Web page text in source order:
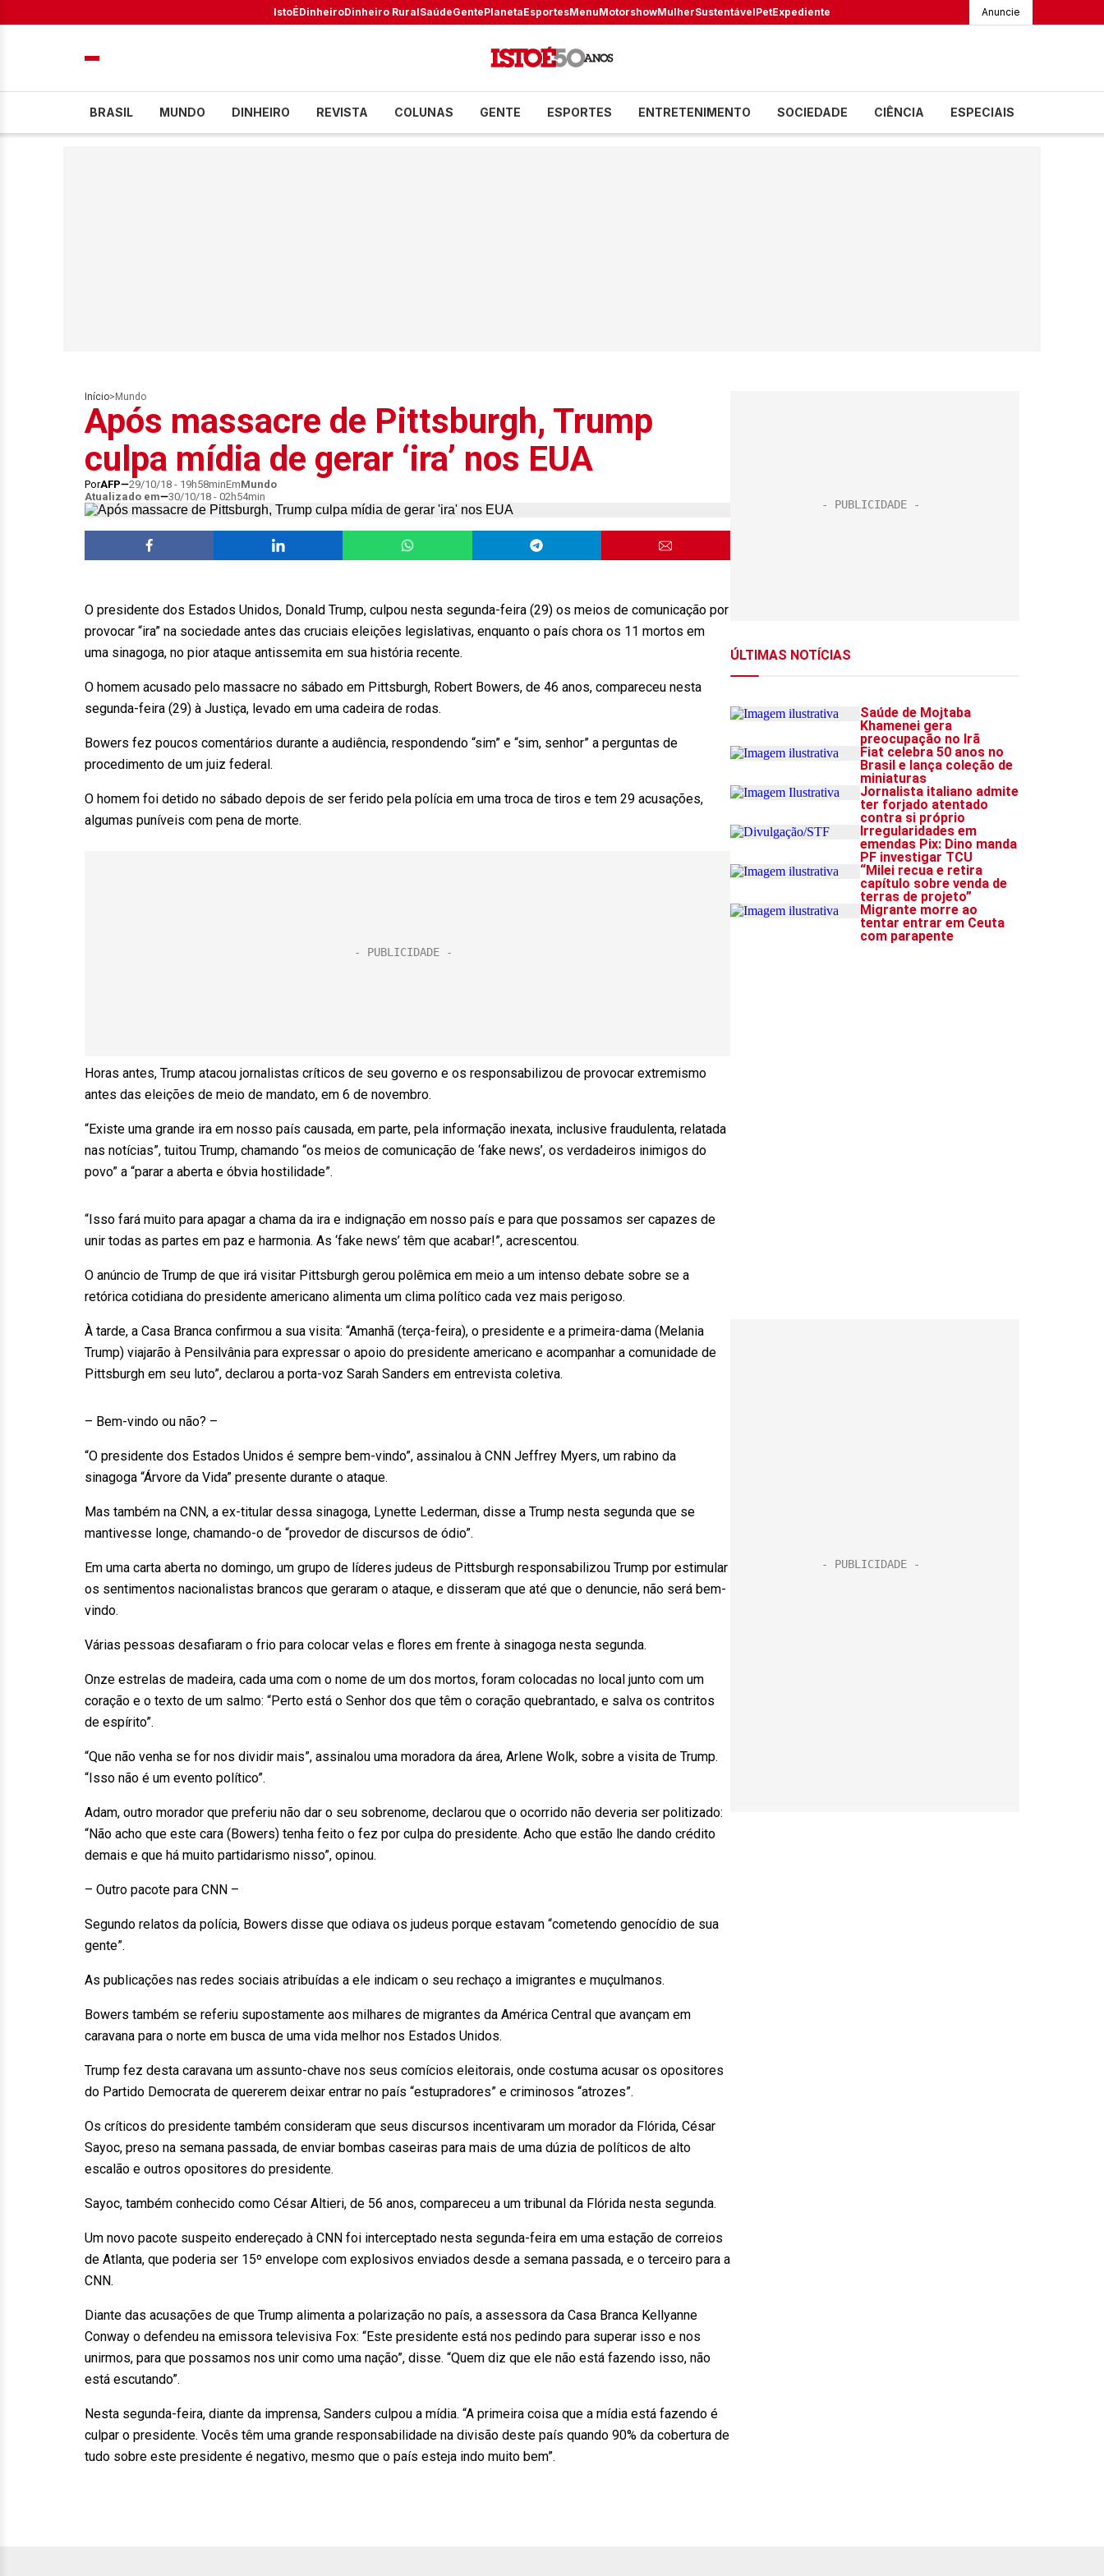
IstoÉDinheiroDinheiro RuralSaúdeGentePlanetaEsportesMenuMotorshowMulherSustentávelPetExpediente Anuncie
BRASIL MUNDO DINHEIRO REVISTA COLUNAS GENTE ESPORTES ENTRETENIMENTO SOCIEDADE CIÊNCIA ESPECIAIS
Início> Mundo
Após massacre de Pittsburgh, Trump
culpa mídia de gerar ‘ira’ nos EUA
PorAFP 29/10/18 - 19h58minEmMundo
Atualizado em
30/10/18 - 02h54min
O presidente dos Estados Unidos, Donald Trump, culpou nesta segunda-feira (29) os meios de comunicação por
provocar “ira” na sociedade antes das cruciais eleições legislativas, enquanto o país chora os 11 mortos em
uma sinagoga, no pior ataque antissemita em sua história recente.
O homem acusado pelo massacre no sábado em Pittsburgh, Robert Bowers, de 46 anos, compareceu nesta
segunda-feira (29) à Justiça, levado em uma cadeira de rodas.
Bowers fez poucos comentários durante a audiência, respondendo “sim” e “sim, senhor” a perguntas de
procedimento de um juiz federal.
O homem foi detido no sábado depois de ser ferido pela polícia em uma troca de tiros e tem 29 acusações,
algumas puníveis com pena de morte.
Horas antes, Trump atacou jornalistas críticos de seu governo e os responsabilizou de provocar extremismo
antes das eleições de meio de mandato, em 6 de novembro.
“Existe uma grande ira em nosso país causada, em parte, pela informação inexata, inclusive fraudulenta, relatada
nas notícias”, tuitou Trump, chamando “os meios de comunicação de ‘fake news’, os verdadeiros inimigos do
povo” a “parar a aberta e óbvia hostilidade”.
“Isso fará muito para apagar a chama da ira e indignação em nosso país e para que possamos ser capazes de
unir todas as partes em paz e harmonia. As ‘fake news’ têm que acabar!”, acrescentou.
O anúncio de Trump de que irá visitar Pittsburgh gerou polêmica em meio a um intenso debate sobre se a
retórica cotidiana do presidente americano alimenta um clima político cada vez mais perigoso.
À tarde, a Casa Branca confirmou a sua visita: “Amanhã (terça-feira), o presidente e a primeira-dama (Melania
Trump) viajarão à Pensilvânia para expressar o apoio do presidente americano e acompanhar a comunidade de
Pittsburgh em seu luto”, declarou a porta-voz Sarah Sanders em entrevista coletiva.
– Bem-vindo ou não? –
“O presidente dos Estados Unidos é sempre bem-vindo”, assinalou à CNN Jeffrey Myers, um rabino da
sinagoga “Árvore da Vida” presente durante o ataque.
Mas também na CNN, a ex-titular dessa sinagoga, Lynette Lederman, disse a Trump nesta segunda que se
mantivesse longe, chamando-o de “provedor de discursos de ódio”.
Em uma carta aberta no domingo, um grupo de líderes judeus de Pittsburgh responsabilizou Trump por estimular
os sentimentos nacionalistas brancos que geraram o ataque, e disseram que até que o denuncie, não será bem-
vindo.
Várias pessoas desafiaram o frio para colocar velas e flores em frente à sinagoga nesta segunda.
Onze estrelas de madeira, cada uma com o nome de um dos mortos, foram colocadas no local junto com um
coração e o texto de um salmo: “Perto está o Senhor dos que têm o coração quebrantado, e salva os contritos
de espírito”.
“Que não venha se for nos dividir mais”, assinalou uma moradora da área, Arlene Wolk, sobre a visita de Trump.
“Isso não é um evento político”.
Adam, outro morador que preferiu não dar o seu sobrenome, declarou que o ocorrido não deveria ser politizado:
“Não acho que este cara (Bowers) tenha feito o fez por culpa do presidente. Acho que estão lhe dando crédito
demais e que há muito partidarismo nisso”, opinou.
– Outro pacote para CNN –
Segundo relatos da polícia, Bowers disse que odiava os judeus porque estavam “cometendo genocídio de sua
gente”.
As publicações nas redes sociais atribuídas a ele indicam o seu rechaço a imigrantes e muçulmanos.
Bowers também se referiu supostamente aos milhares de migrantes da América Central que avançam em
caravana para o norte em busca de uma vida melhor nos Estados Unidos.
Trump fez desta caravana um assunto-chave nos seus comícios eleitorais, onde costuma acusar os opositores
do Partido Democrata de quererem deixar entrar no país “estupradores” e criminosos “atrozes”.
Os críticos do presidente também consideram que seus discursos incentivaram um morador da Flórida, César
Sayoc, preso na semana passada, de enviar bombas caseiras para mais de uma dúzia de políticos de alto
escalão e outros opositores do presidente.
Sayoc, também conhecido como César Altieri, de 56 anos, compareceu a um tribunal da Flórida nesta segunda.
Um novo pacote suspeito endereçado à CNN foi interceptado nesta segunda-feira em uma estação de correios
de Atlanta, que poderia ser 15º envelope com explosivos enviados desde a semana passada, e o terceiro para a
CNN.
Diante das acusações de que Trump alimenta a polarização no país, a assessora da Casa Branca Kellyanne
Conway o defendeu na emissora televisiva Fox: “Este presidente está nos pedindo para superar isso e nos
unirmos, para que possamos nos unir como uma nação”, disse. “Quem diz que ele não está fazendo isso, não
está escutando”.
Nesta segunda-feira, diante da imprensa, Sanders culpou a mídia. “A primeira coisa que a mídia está fazendo é
culpar o presidente. Vocês têm uma grande responsabilidade na divisão deste país quando 90% da cobertura de
tudo sobre este presidente é negativo, mesmo que o país esteja indo muito bem”.